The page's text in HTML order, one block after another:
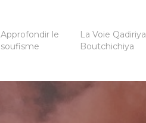
Approfondir le
soufisme
La Voie Qadiriya
Boutchichiya